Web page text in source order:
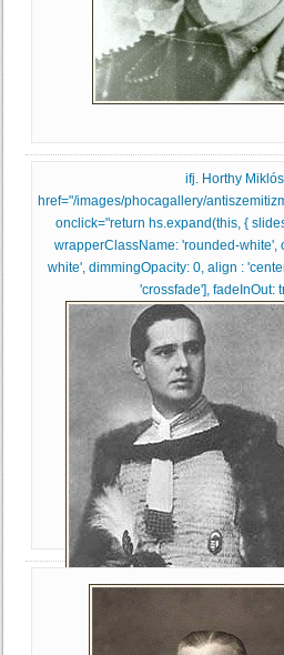
ifj. Horthy
href="/images/phocagallery/
onclick="return hs.expand(this, {
wrapperClassName: 'rounded-white',
white', dimmingOpacity: 0, align :
'crossfade'], fadeInOut: